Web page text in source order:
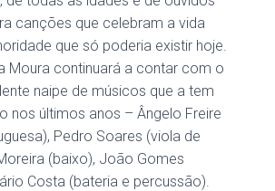
canções que celebram a vida
que só poderia existir hoje.
Moura continuará a contar com o
naipe de músicos que a tem
nos últimos anos – Ângelo Freire
Pedro Soares (viola de
(baixo), João Gomes
Costa (bateria e percussão).